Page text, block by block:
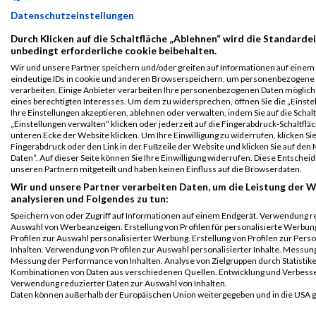
B2Run
München
Einzelwertung
männlich
15263 Georg
Kliniken des
Oberbayern
B2Run
München
Teamwertung
männlich
15263 Georg Kothe 0000 GER
kbo –
Kliniken des
Bezirks
Oberbayern
B2Run
München
Teamwertung
mixed
15263 Georg Kothe 0000 GER
kbo –
Kliniken des
Bezirks
Oberbayern
2018
VeranstaltungStnr
First
Name
Last
Name Jahr NationVerein Net
B2Run
München
19294 Georg Kothe 0000 GER
Kliniken
Datenschutzeinstellungen
Durch Klicken auf die Schaltfläche „Ablehnen“ wird die
unbedingt erforderliche cookie beibehalten.
Wir und unsere Partner speichern und/oder greifen auf Informationen auf einem
eindeutige IDs in cookie und anderen Browserspeichern, um personenbezogene
verarbeiten. Einige Anbieter verarbeiten Ihre personenbezogenen Daten
eines berechtigten Interesses. Um dem zu widersprechen, öffnen Sie die
Ihre Einstellungen akzeptieren, ablehnen oder verwalten, indem Sie auf die
„Einstellungen verwalten“ klicken oder jederzeit auf die Fingerabdruck-
unteren Ecke der Website klicken. Um Ihre Einwilligung zu widerrufen, klicken
Fingerabdruck oder den Link in der Fußzeile der Website und klicken Sie auf den
Daten“. Auf dieser Seite können Sie Ihre Einwilligung widerrufen. Diese
unseren Partnern mitgeteilt und haben keinen Einfluss auf die Browserdaten.
Wir und unsere Partner verarbeiten Daten, um die Leistung der
analysieren und Folgendes zu tun:
Speichern von oder Zugriff auf Informationen auf einem Endgerät. Verwendung
Auswahl von Werbeanzeigen. Erstellung von Profilen für personalisierte
Profilen zur Auswahl personalisierter Werbung. Erstellung von Profilen zur
Inhalten. Verwendung von Profilen zur Auswahl personalisierter Inhalte.
Messung der Performance von Inhalten. Analyse von Zielgruppen durch
Kombinationen von Daten aus verschiedenen Quellen. Entwicklung und
Verwendung reduzierter Daten zur Auswahl von Inhalten.
Daten können außerhalb der Europäischen Union weitergegeben und in die USA